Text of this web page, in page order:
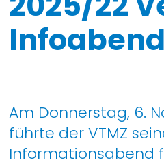
Infoabend
Am Donnerstag, 6.
führte der VTMZ
Informationsabend